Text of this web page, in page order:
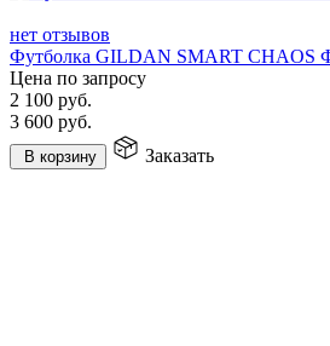
нет отзывов
Футболка GILDAN SMART CHAOS
Цена по запросу
2 100 руб.
3 600 руб.
В корзину Заказать